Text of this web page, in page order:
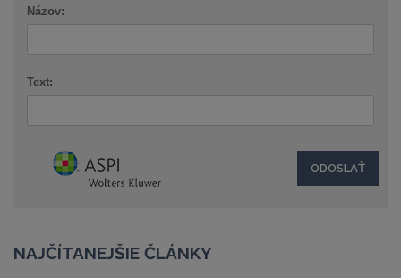
Názov:
Text:
NAJČÍTANEJŠIE ČLÁNKY